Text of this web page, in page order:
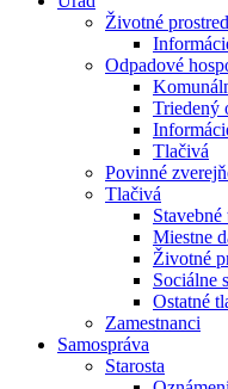
Životné
Odpadové
Triedený
Tlačivá
Povinné
Tlačivá
Stavebné
Miestne
Životné
Sociálne
Ostatné
Zamestnanci
Samospráva
Starosta